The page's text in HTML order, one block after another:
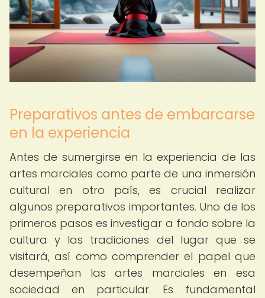
Preparativos antes de embarcarse
en la experiencia
Antes de sumergirse en la experiencia de las
artes marciales como parte de una inmersión
cultural en otro país, es crucial realizar
algunos preparativos importantes. Uno de los
primeros pasos es investigar a fondo sobre la
cultura y las tradiciones del lugar que se
visitará, así como comprender el papel que
desempeñan las artes marciales en esa
sociedad en particular. Es fundamental